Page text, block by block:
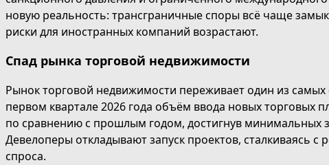
новую реальность: трансграничные споры всё чаще
риски для иностранных компаний возрастают.
Спад рынка торговой недвижимости
Рынок торговой недвижимости переживает один из
первом квартале 2026 года объём ввода новых торговых
по сравнению с прошлым годом, достигнув минимальных
Девелоперы откладывают запуск проектов, сталкиваясь
спроса.